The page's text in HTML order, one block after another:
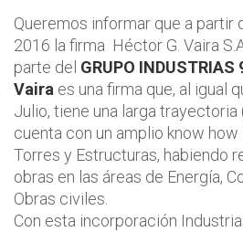
Queremos informar que a partir
2016 la firma Héctor G. Vaira
parte del GRUPO INDUSTRIAS
Vaira es una firma que, al igual
Julio, tiene una larga trayectoria
cuenta con un amplio know
Torres y Estructuras, habiendo
obras en las áreas de Energía,
Obras civiles.
Con esta incorporación